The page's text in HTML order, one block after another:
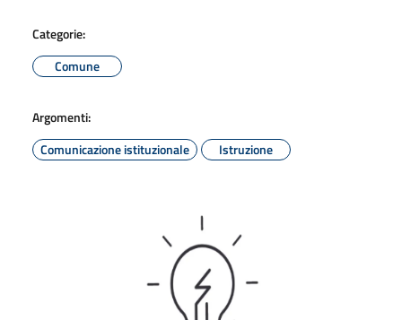
Categorie:
Comune
Argomenti:
Comunicazione istituzionale
Istruzione